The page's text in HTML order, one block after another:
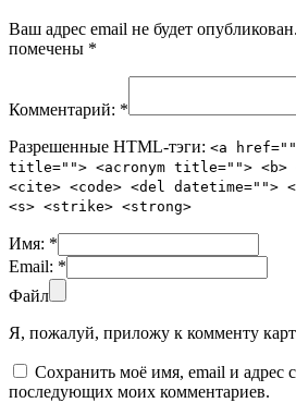
Ваш адрес email не будет опубликован.
помечены *
Комментарий: *
Разрешенные HTML-тэги: <a
title=""> <acronym title=""> <b>
<cite> <code> <del datetime="">
<s> <strike> <strong>
Имя: *
Email: *
Файл
Я, пожалуй, приложу к комменту
Сохранить моё имя, email и адрес
последующих моих комментариев.